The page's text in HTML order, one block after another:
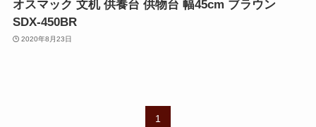
オスマック 文机 供養台 供物台 幅45cm ブラウン
SDX-450BR
2020年8月23日
1